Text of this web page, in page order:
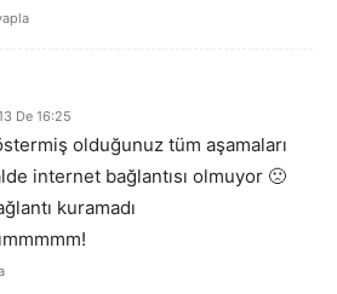
De 16:25
olduğunuz tüm aşamaları
internet bağlantısı olmuyor 🙁
kuramadı